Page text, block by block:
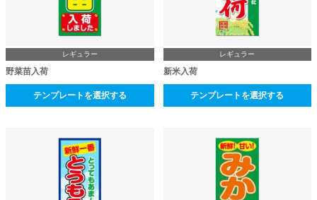
レギュラー
野菜苗入荷
テンプレートを選択する
レギュラー
新米入荷
テンプレートを選択する